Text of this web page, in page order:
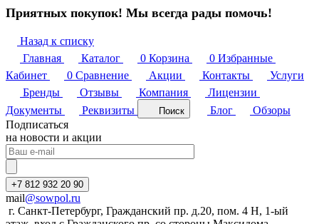
Приятных покупок! Мы всегда рады помочь!
Назад к списку
Главная
Каталог 0 Корзина 0 Избранные
Кабинет
0 Сравнение Акции Контакты
Услуги
Бренды
Отзывы Компания
Лицензии
Документы
Реквизиты Поиск Блог
Обзоры
Подписаться
на новости и акции
+7 812 932 20 90
mail@sowpol.ru
г. Санкт-Петербург, Гражданский пр. д.20, пом. 4 Н, 1-ый